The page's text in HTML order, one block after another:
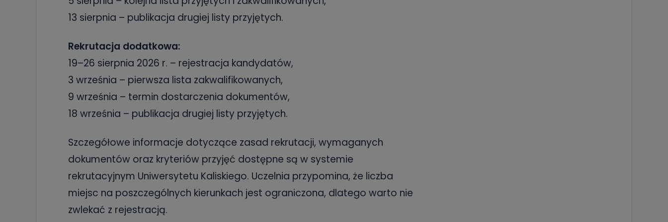
13 sierpnia – publikacja drugiej listy przyjętych.
Rekrutacja dodatkowa:
19–26 sierpnia 2026 r. – rejestracja kandydatów,
3 września – pierwsza lista zakwalifikowanych,
9 września – termin dostarczenia dokumentów,
18 września – publikacja drugiej listy przyjętych.
Szczegółowe informacje dotyczące zasad rekrutacji, wymaganych
dokumentów oraz kryteriów przyjęć dostępne są w systemie
rekrutacyjnym Uniwersytetu Kaliskiego. Uczelnia przypomina, że liczba
miejsc na poszczególnych kierunkach jest ograniczona, dlatego warto nie
zwlekać z rejestracją.